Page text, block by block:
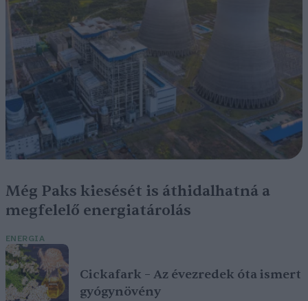
Még Paks kiesését is áthidalhatná a
megfelelő energiatárolás
ENERGIA
Cickafark – Az évezredek óta ismert
gyógynövény